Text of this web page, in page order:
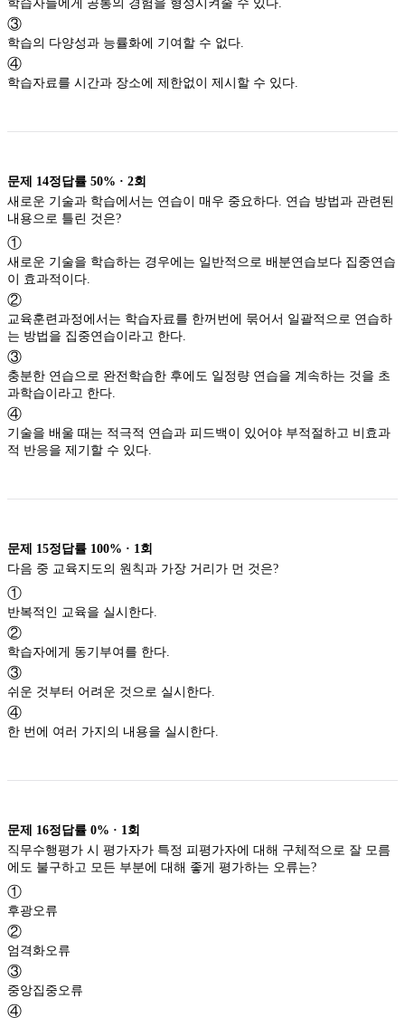
학습자들에게 공통의 경험을 형성시켜줄 수 있다.
③
학습의 다양성과 능률화에 기여할 수 없다.
④
학습자료를 시간과 장소에 제한없이 제시할 수 있다.
문제 14정답률 50% · 2회
새로운 기술과 학습에서는 연습이 매우 중요하다. 연습 방법과 관련된
내용으로 틀린 것은?
①
새로운 기술을 학습하는 경우에는 일반적으로 배분연습보다 집중연습
이 효과적이다.
②
교육훈련과정에서는 학습자료를 한꺼번에 묶어서 일괄적으로 연습하
는 방법을 집중연습이라고 한다.
③
충분한 연습으로 완전학습한 후에도 일정량 연습을 계속하는 것을 초
과학습이라고 한다.
④
기술을 배울 때는 적극적 연습과 피드백이 있어야 부적절하고 비효과
적 반응을 제기할 수 있다.
문제 15정답률 100% · 1 회
다음 중 교육지도의 원칙과 가장 거리가 먼 것은?
①
반복적인 교육을 실시한다.
②
학습자에게 동기부여를 한다.
③
쉬운 것부터 어려운 것으로 실시한다.
④
한 번에 여러 가지의 내용을 실시한다.
문제 16정답률 0% · 1 회
직무수행평가 시 평가자가 특정 피평가자에 대해 구체적으로 잘 모름
에도 불구하고 모든 부분에 대해 좋게 평가하는 오류는?
①
후광오류
②
엄격화오류
③
중앙집중오류
④